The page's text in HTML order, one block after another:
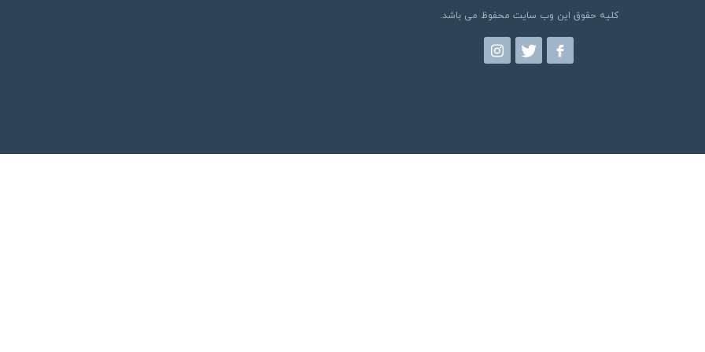
کلیه حقوق این وب سایت محفوظ می باشد.